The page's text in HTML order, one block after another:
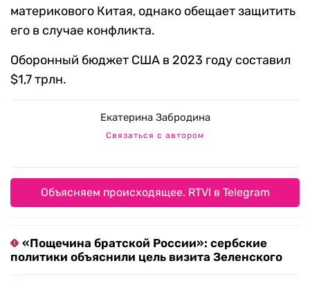
материкового Китая, однако обещает защитить
его в случае конфликта.
Оборонный бюджет США в 2023 году составил
$1,7 трлн.
Екатерина Забродина
Связаться с автором
Объясняем происходящее. RTVI в Telegram
«Пощечина братской России»: сербские
политики объяснили цель визита Зеленского